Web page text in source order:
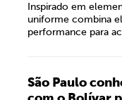
Inspirado em
uniforme combina
performance para
São Paulo